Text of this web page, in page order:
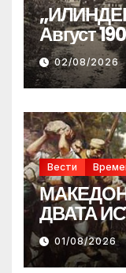
Август
02/08/2026
Вести
ДВАТА
01/08/2026